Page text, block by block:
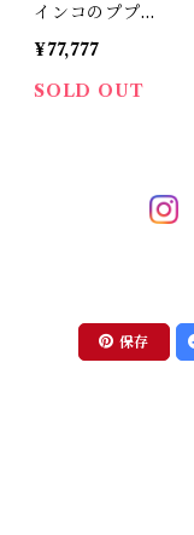
インコのププち
ゃん
¥77,777
SOLD OUT
保存